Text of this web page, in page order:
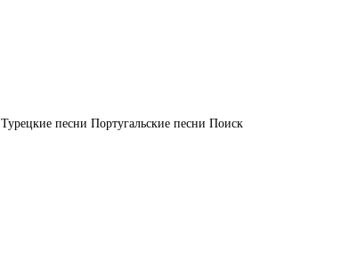
Турецкие песни Португальские песни Поиск